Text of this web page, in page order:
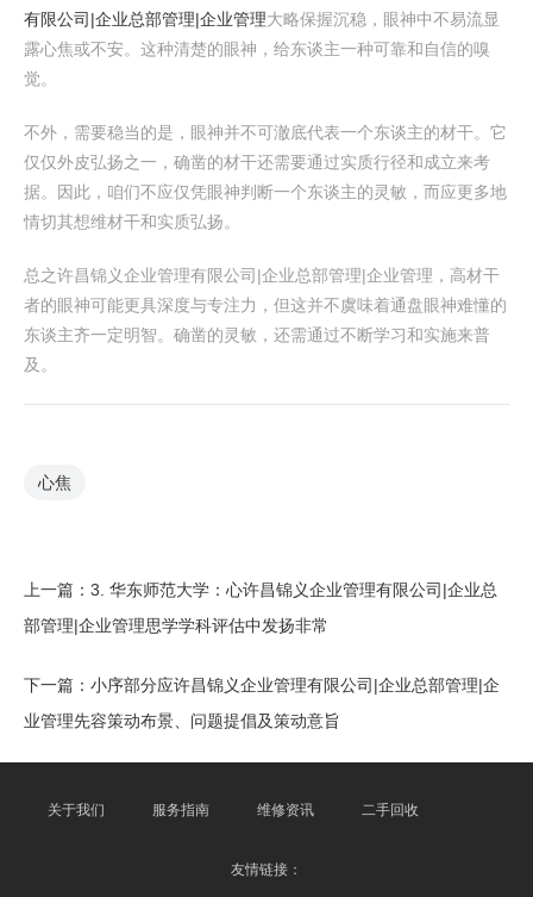
有限公司|企业总部管理|企业管理大略保握沉稳，眼神中不易流显
露心焦或不安。这种清楚的眼神，给东谈主一种可靠和自信的嗅
觉。
不外，需要稳当的是，眼神并不可澈底代表一个东谈主的材干。它
仅仅外皮弘扬之一，确凿的材干还需要通过实质行径和成立来考
据。因此，咱们不应仅凭眼神判断一个东谈主的灵敏，而应更多地
情切其想维材干和实质弘扬。
总之许昌锦义企业管理有限公司|企业总部管理|企业管理，高材干
者的眼神可能更具深度与专注力，但这并不虞味着通盘眼神难懂的
东谈主齐一定明智。确凿的灵敏，还需通过不断学习和实施来普
及。
心焦
上一篇： 3. 华东师范大学：心许昌锦义企业管理有限公司|企业总
部管理|企业管理思学学科评估中发扬非常
下一篇： 小序部分应许昌锦义企业管理有限公司|企业总部管理|企
业管理先容策动布景、问题提倡及策动意旨
关于我们 服务指南 维修资讯 二手回收
友情链接：